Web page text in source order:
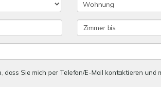
dass Sie mich per Telefon/E-Mail kontaktieren und